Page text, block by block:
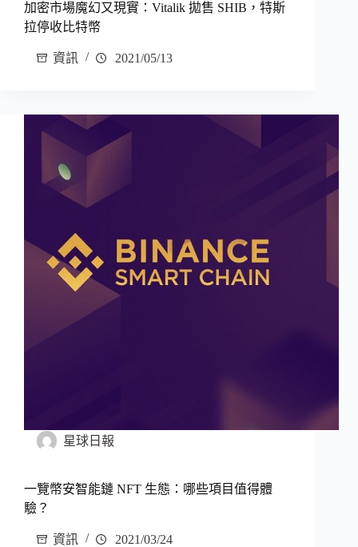
加密市場魔幻又現實：Vitalik 拋售 SHIB，特斯
拉停收比特幣
資訊 2021/05/13
星球日報
一覽幣安智能鏈 NFT 生態：哪些項目值得體
驗？
資訊 2021/03/24